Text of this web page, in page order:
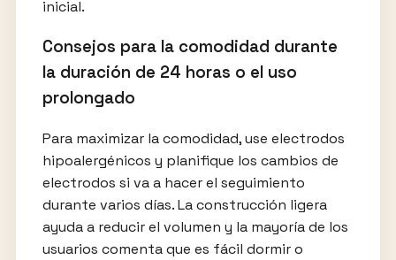
inicial.
Consejos para la comodidad durante
la duración de 24 horas o el uso
prolongado
Para maximizar la comodidad, use electrodos
hipoalergénicos y planifique los cambios de
electrodos si va a hacer el seguimiento
durante varios días. La construcción ligera
ayuda a reducir el volumen y la mayoría de los
usuarios comenta que es fácil dormir o